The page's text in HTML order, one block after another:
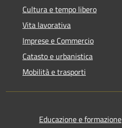
Cultura e tempo libero
Vita lavorativa
Imprese e Commercio
Catasto e urbanistica
Mobilità e trasporti
Educazione e formazione